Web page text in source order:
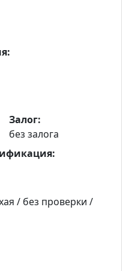
Залог:
без залога
/ без проверки /